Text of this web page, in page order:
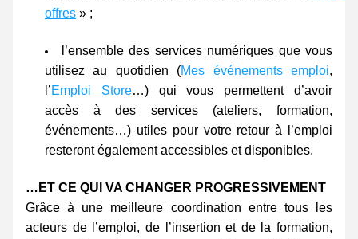
offres » ;
l’ensemble des services numériques que vous
utilisez au quotidien (Mes événements emploi,
l’Emploi Store…) qui vous permettent d’avoir
accès à des services (ateliers, formation,
événements…) utiles pour votre retour à l’emploi
resteront également accessibles et disponibles.
…ET CE QUI VA CHANGER PROGRESSIVEMENT
Grâce à une meilleure coordination entre tous les
acteurs de l’emploi, de l’insertion et de la formation,